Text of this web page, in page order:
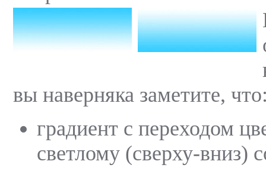
вы наверняка заметите,
градиент с переходом
светлому (сверху-вниз)